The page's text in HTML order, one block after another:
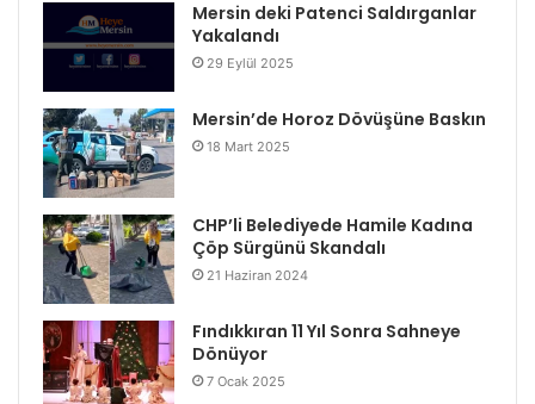
Mersin deki Patenci Saldırganlar
Yakalandı
29 Eylül 2025
Mersin’de Horoz Dövüşüne Baskın
18 Mart 2025
CHP’li Belediyede Hamile Kadına
Çöp Sürgünü Skandalı
21 Haziran 2024
Fındıkkıran 11 Yıl Sonra Sahneye
Dönüyor
7 Ocak 2025